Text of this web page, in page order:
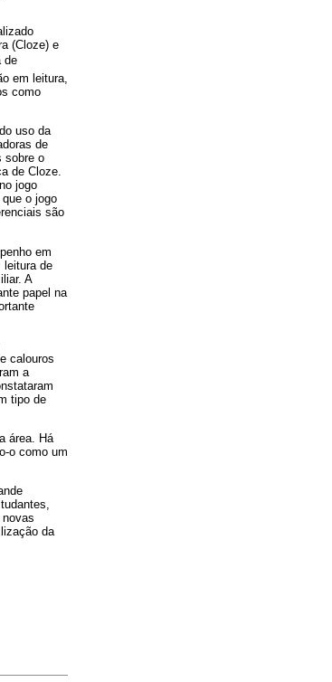
(Cloze) e
de
em leitura,
como
uso da
de
sobre o
de Cloze.
jogo
o jogo
são
em
leitura de
A
papel na
calouros
a
tipo de
área. Há
o como um
da